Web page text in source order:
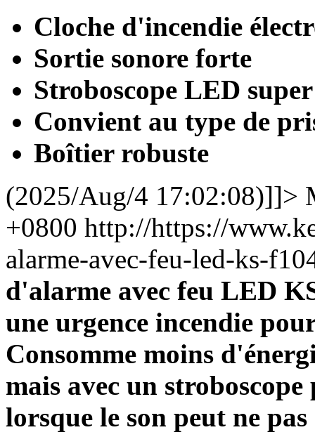
Cloche d'incendie
Sortie sonore forte
Stroboscope LED
Convient au type de
Boîtier robuste
(2025/Aug/4 17:02:08)]]>
+0800 http://https://
alarme-avec-feu-led-ks-
d'alarme avec feu LED
une urgence incendie
Consomme moins
mais avec un
lorsque le son peut ne